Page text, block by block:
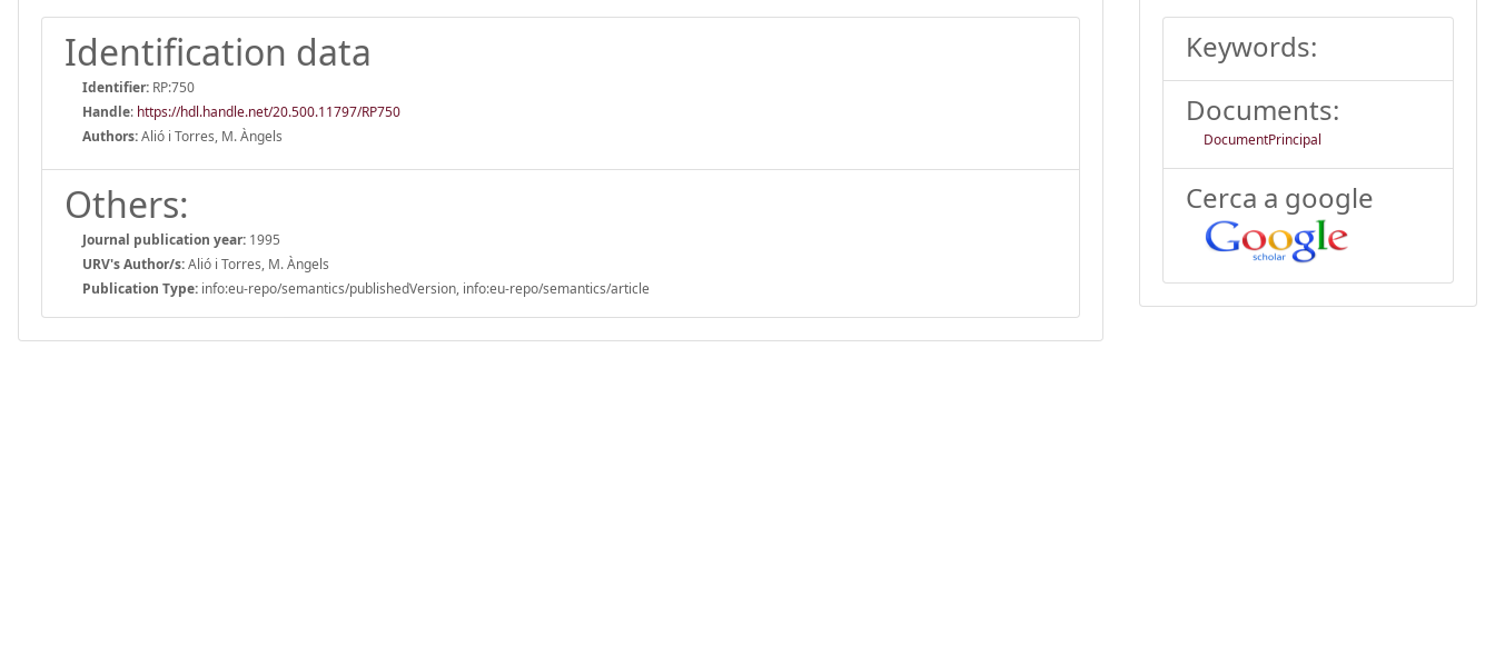
Identification data
Identifier: RP:750
Handle: https://hdl.handle.net/20.500.11797/RP750
Authors:Alió i Torres, M. Àngels
Others:
Journal publication year: 1995
URV's Author/s:Alió i Torres, M. Àngels
Publication Type: info:eu-repo/semantics/publishedVersion, info:eu-repo/semantics/article
Keywords:
Documents:
DocumentPrincipal
Cerca a google